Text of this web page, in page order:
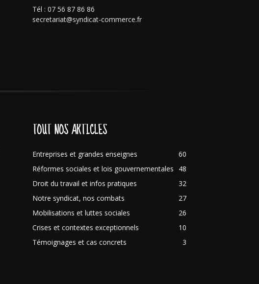
Tél : 07 56 87 86 86
secretariat@syndicat-commerce.fr
TOUT NOS ARTICLES
Entreprises et grandes enseignes
60
Réformes sociales et lois gouvernementales
48
Droit du travail et infos pratiques
32
Notre syndicat, nos combats
27
Mobilisations et luttes sociales
26
Crises et contextes exceptionnels
10
Témoignages et cas concrets
3